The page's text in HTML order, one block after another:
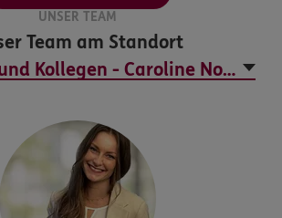
UNSER TEAM
Team am Standort